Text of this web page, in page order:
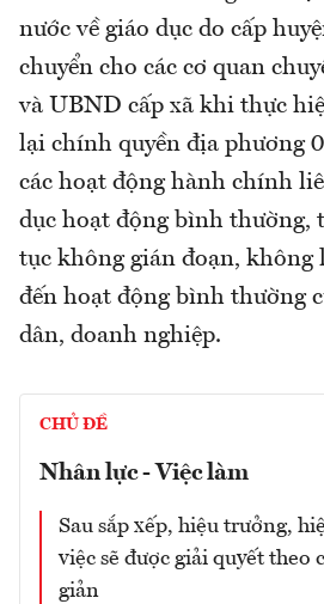
nước về giáo dục do cấp
chuyển cho các cơ quan
và UBND cấp xã khi thực
lại chính quyền địa phương
các hoạt động hành chính
dục hoạt động bình thường,
tục không gián đoạn, không
đến hoạt động bình thường
dân, doanh nghiệp.
CHỦ ĐỀ
Nhân lực - Việc làm
Sau sắp xếp, hiệu trưởng,
việc sẽ được giải quyết theo
giản